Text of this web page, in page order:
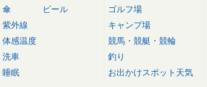
傘
紫外線
体感温度
洗車
睡眠
ビール
ゴルフ場
キャンプ場
競馬・競艇・競輪
釣り
お出かけスポット天気